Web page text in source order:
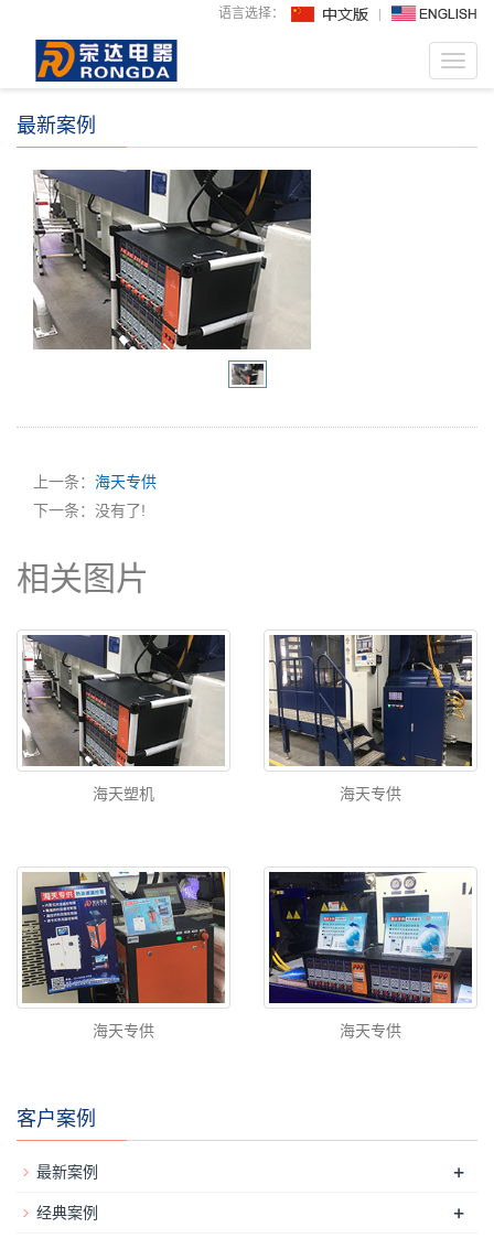
语言选择：
最新案例
上一条： 海天专供
下一条：没有了!
相关图片
海天塑机 海天专供
海天专供 海天专供
客户案例
最新案例 +
经典案例 +